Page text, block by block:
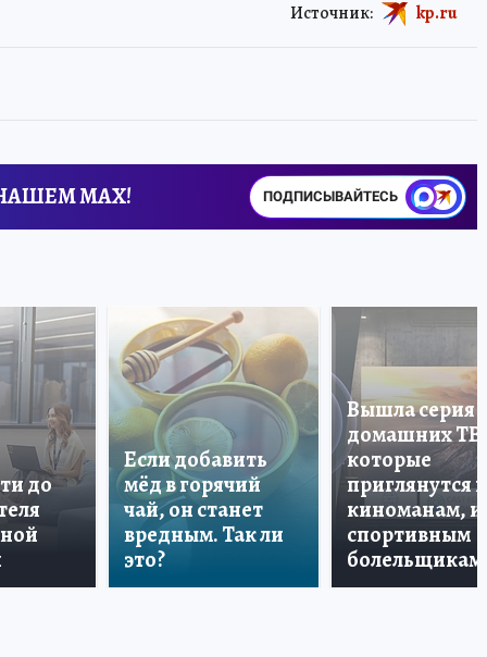
Источник: kp.ru
MAX! ПОДПИСЫВАЙТЕСЬ
до
Если добавить
мёд в горячий
чай, он станет
вредным. Так ли
это?
Вышла серия
домашних ТВ,
которые
приглянутся и
киноманам, и
спортивным
болельщикам